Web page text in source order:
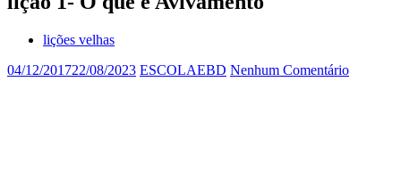
lições velhas
04/12/201722/08/2023 ESCOLAEBD Nenhum Comentário